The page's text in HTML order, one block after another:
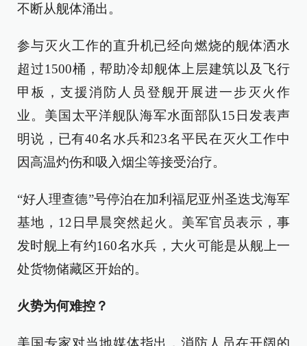
不断从舰体涌出。
参与灭火工作的直升机已经向燃烧的舰体洒水
超过1500桶，帮助冷却舰体上层建筑以及飞行
甲板，支援消防人员登舰开展进一步灭火作
业。美国太平洋舰队海军水面部队15日发表声
明说，已有40名水兵和23名平民在灭火工作中
因高温灼伤和吸入烟尘等接受治疗。
“好人理查德”号停泊在加利福尼亚州圣迭戈海军
基地，12日早晨突然起火。美军官员表示，事
发时舰上有约160名水兵，大火可能是从舰上一
处货物储藏区开始的。
火势为何难控？
美国专家对当地媒体指出，消防人员在开阔的